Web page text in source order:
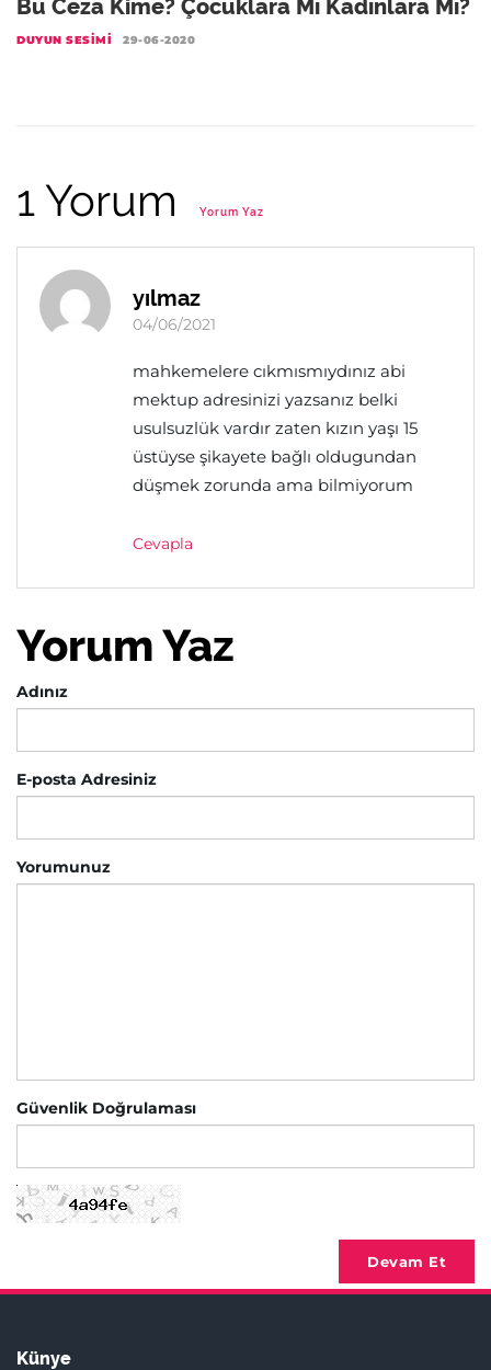
Bu Ceza Kime? Çocuklara Mı Kadınlara Mı?
DUYUN SESIMI 29-06-2020
1 Yorum Yorum Yaz
yılmaz
04/06/2021
mahkemelere cıkmısmıydınız abi
mektup adresinizi yazsanız belki
usulsuzlük vardır zaten kızın yaşı 15
üstüyse şikayete bağlı oldugundan
düşmek zorunda ama bilmiyorum
Cevapla
Yorum Yaz
Adınız
E-posta Adresiniz
Yorumunuz
Güvenlik Doğrulaması
Devam Et
Künye